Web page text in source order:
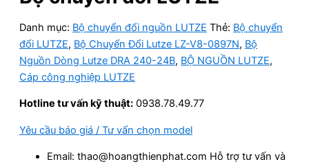
Danh mục: Bộ chuyển đổi nguồn LUTZE Thẻ: Bộ chuyển
đổi LUTZE, Bộ Chuyển Đổi Lutze LZ-V8-0897N, Bộ
Nguồn Dòng Lutze DRA 240-24B, BỘ NGUỒN LUTZE,
Cáp công nghiệp LUTZE
Hotline tư vấn kỹ thuật: 0938.78.49.77
Yêu cầu báo giá / Tư vấn chọn model
Email: thao@hoangthienphat.com Hỗ trợ tư vấn và